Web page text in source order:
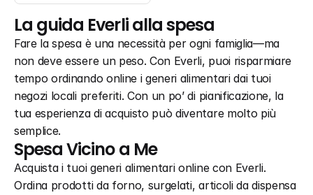
La guida Everli alla spesa
Fare la spesa è una necessità per ogni famiglia—ma
non deve essere un peso. Con Everli, puoi risparmiare
tempo ordinando online i generi alimentari dai tuoi
negozi locali preferiti. Con un po’ di pianificazione, la
tua esperienza di acquisto può diventare molto più
semplice.
Spesa Vicino a Me
Acquista i tuoi generi alimentari online con Everli.
Ordina prodotti da forno, surgelati, articoli da dispensa